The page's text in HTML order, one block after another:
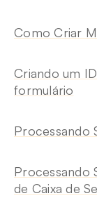
Como Criar
Criando um
formulário
Processando
Processando
de Caixa de